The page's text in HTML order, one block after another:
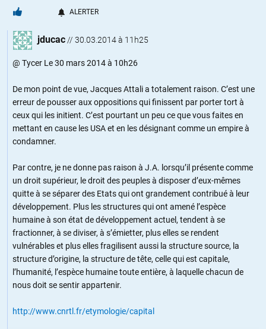
ALERTER
jducac // 30.03.2014 à 11h25
@ Tycer Le 30 mars 2014 à 10h26
De mon point de vue, Jacques Attali a totalement raison. C’est une
erreur de pousser aux oppositions qui finissent par porter tort à
ceux qui les initient. C’est pourtant un peu ce que vous faites en
mettant en cause les USA et en les désignant comme un empire à
condamner.
Par contre, je ne donne pas raison à J.A. lorsqu’il présente comme
un droit supérieur, le droit des peuples à disposer d’eux-mêmes
quitte à se séparer des Etats qui ont grandement contribué à leur
développement. Plus les structures qui ont amené l’espèce
humaine à son état de développement actuel, tendent à se
fractionner, à se diviser, à s’émietter, plus elles se rendent
vulnérables et plus elles fragilisent aussi la structure source, la
structure d’origine, la structure de tête, celle qui est capitale,
l’humanité, l’espèce humaine toute entière, à laquelle chacun de
nous doit se sentir appartenir.
http://www.cnrtl.fr/etymologie/capital